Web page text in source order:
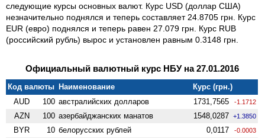
следующие курсы основных валют. Курс USD (доллар США)
незначительно поднялся и теперь составляет 24.8705 грн. Курс
EUR (евро) поднялся и теперь равен 27.079 грн. Курс RUB
(российский рубль) вырос и установлен равным 0.3148 грн.
Официальный валютный курс НБУ на 27.01.2016
Код валюты Наименование
Курс (грн.)
AUD
100 австралийских долларов 1731,7565 -1.1712
AZN 100 азербайджанских манатов 1548,0287 +1.3850
BYR 10 белорусских рублей 0,0117 -0.0003